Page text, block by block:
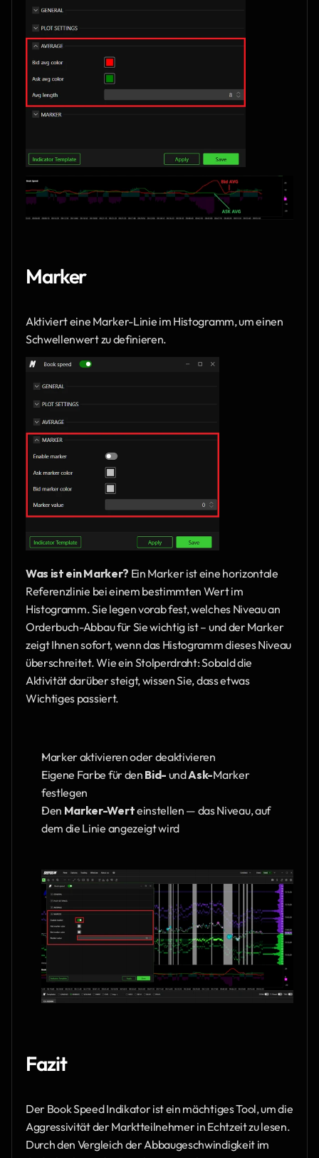
Marker
Aktiviert eine Marker-Linie im Histogramm, um einen
Schwellenwert zu definieren.
Was ist ein Marker? Ein Marker ist eine horizontale
Referenzlinie bei einem bestimmten Wert im
Histogramm. Sie legen vorab fest, welches Niveau an
Orderbuch-Abbau für Sie wichtig ist – und der Marker
zeigt Ihnen sofort, wenn das Histogramm dieses Niveau
überschreitet. Wie ein Stolperdraht: Sobald die
Aktivität darüber steigt, wissen Sie, dass etwas
Wichtiges passiert.
Marker aktivieren oder deaktivieren
Eigene Farbe für den Bid- und Ask-Marker
festlegen
Den Marker-Wert einstellen — das Niveau, auf
dem die Linie angezeigt wird
Fazit
Der Book Speed Indikator ist ein mächtiges Tool, um die
Aggressivität der Marktteilnehmer in Echtzeit zu lesen.
Durch den Vergleich der Abbaugeschwindigkeit im